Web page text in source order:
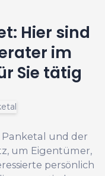
Hier sind
im
Sie tätig
Panketal und der
um Eigentümer,
persönlich